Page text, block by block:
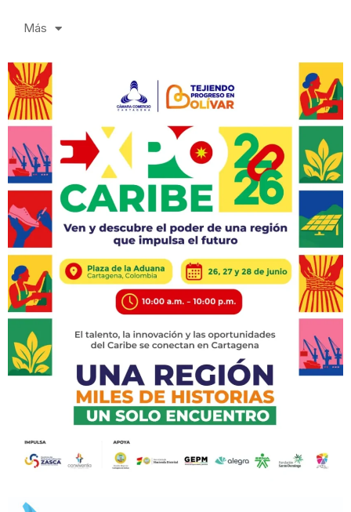
Más